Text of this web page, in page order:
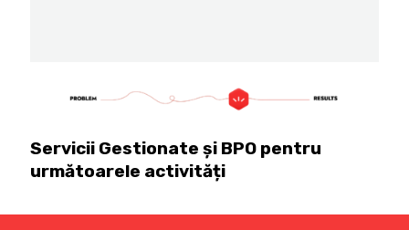
Servicii Gestionate și BPO pentru
următoarele activități